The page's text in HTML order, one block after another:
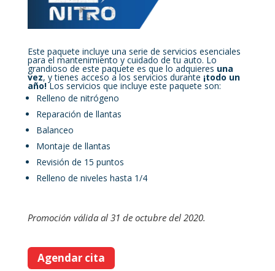
Este paquete incluye una serie de servicios esenciales
para el mantenimiento y cuidado de tu auto. Lo
grandioso de este paquete es que lo adquieres una
vez, y tienes acceso a los servicios durante ¡todo un
año!Los servicios que incluye este paquete son:
Relleno de nitrógeno
Reparación de llantas
Balanceo
Montaje de llantas
Revisión de 15 puntos
Relleno de niveles hasta 1/4
Promoción válida al 31 de octubre del 2020.
Agendar cita